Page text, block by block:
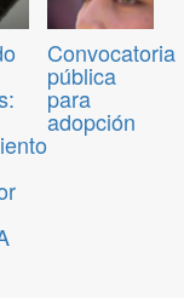
Convocatoria
pública
para
adopción